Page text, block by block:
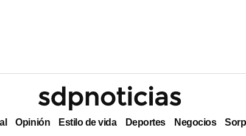
Opinión Estilo de vida Deportes Negocios